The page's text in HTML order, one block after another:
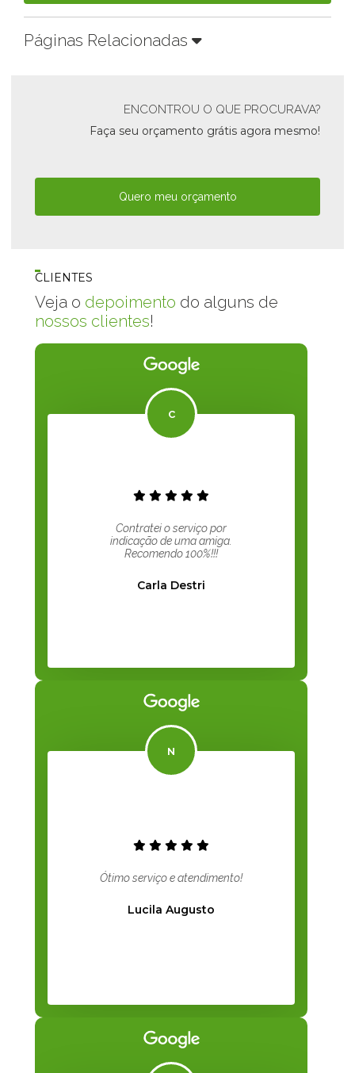
Páginas Relacionadas
ENCONTROU O QUE PROCURAVA?
Faça seu orçamento grátis agora mesmo!
Quero meu orçamento
CLIENTES
Veja o depoimento do alguns de
nossos clientes!
Contratei o serviço por
indicação de uma amiga.
Recomendo 100%!!!
Carla Destri
Ótimo serviço e atendimento!
Lucila Augusto